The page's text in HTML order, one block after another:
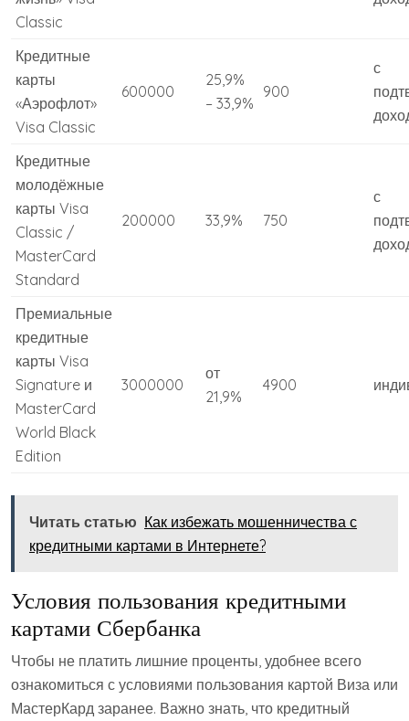
Classic
Кредитные
карты
«Аэрофлот»
Visa Classic
600000
25,9%
– 33,9%
900
с
Кредитные
молодёжные
карты Visa
Classic /
MasterCard
Standard
200000 33,9% 750
с
Премиальные
кредитные
карты Visa
Signature и
MasterCard
World Black
Edition
3000000
от
21,9%
4900
Читать статью Как избежать мошенничества с
кредитными картами в Интернете?
Условия пользования кредитными
картами Сбербанка
Чтобы не платить лишние проценты, удобнее всего
ознакомиться с условиями пользования картой Виза или
МастерКард заранее. Важно знать, что кредитный